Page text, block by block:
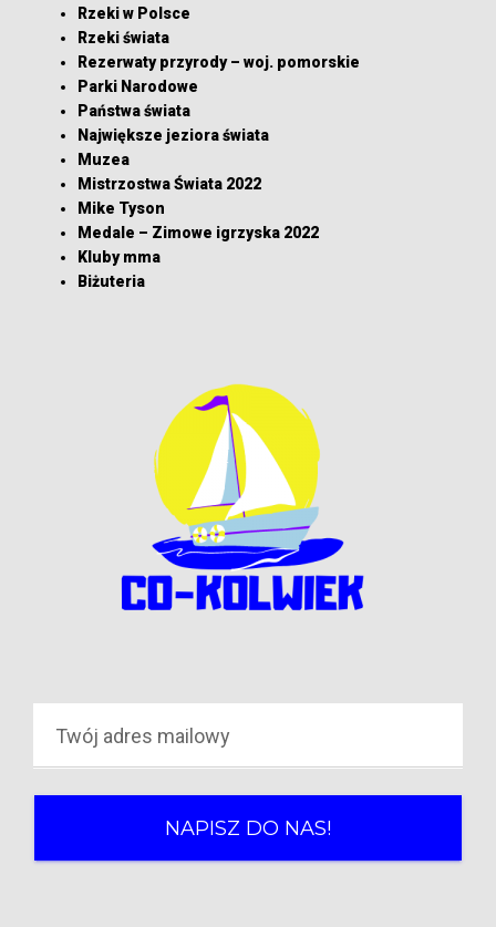
Rzeki w Polsce
Rzeki świata
Rezerwaty przyrody – woj. pomorskie
Parki Narodowe
Państwa świata
Największe jeziora świata
Muzea
Mistrzostwa Świata 2022
Mike Tyson
Medale – Zimowe igrzyska 2022
Kluby mma
Biżuteria
NAPISZ DO NAS!